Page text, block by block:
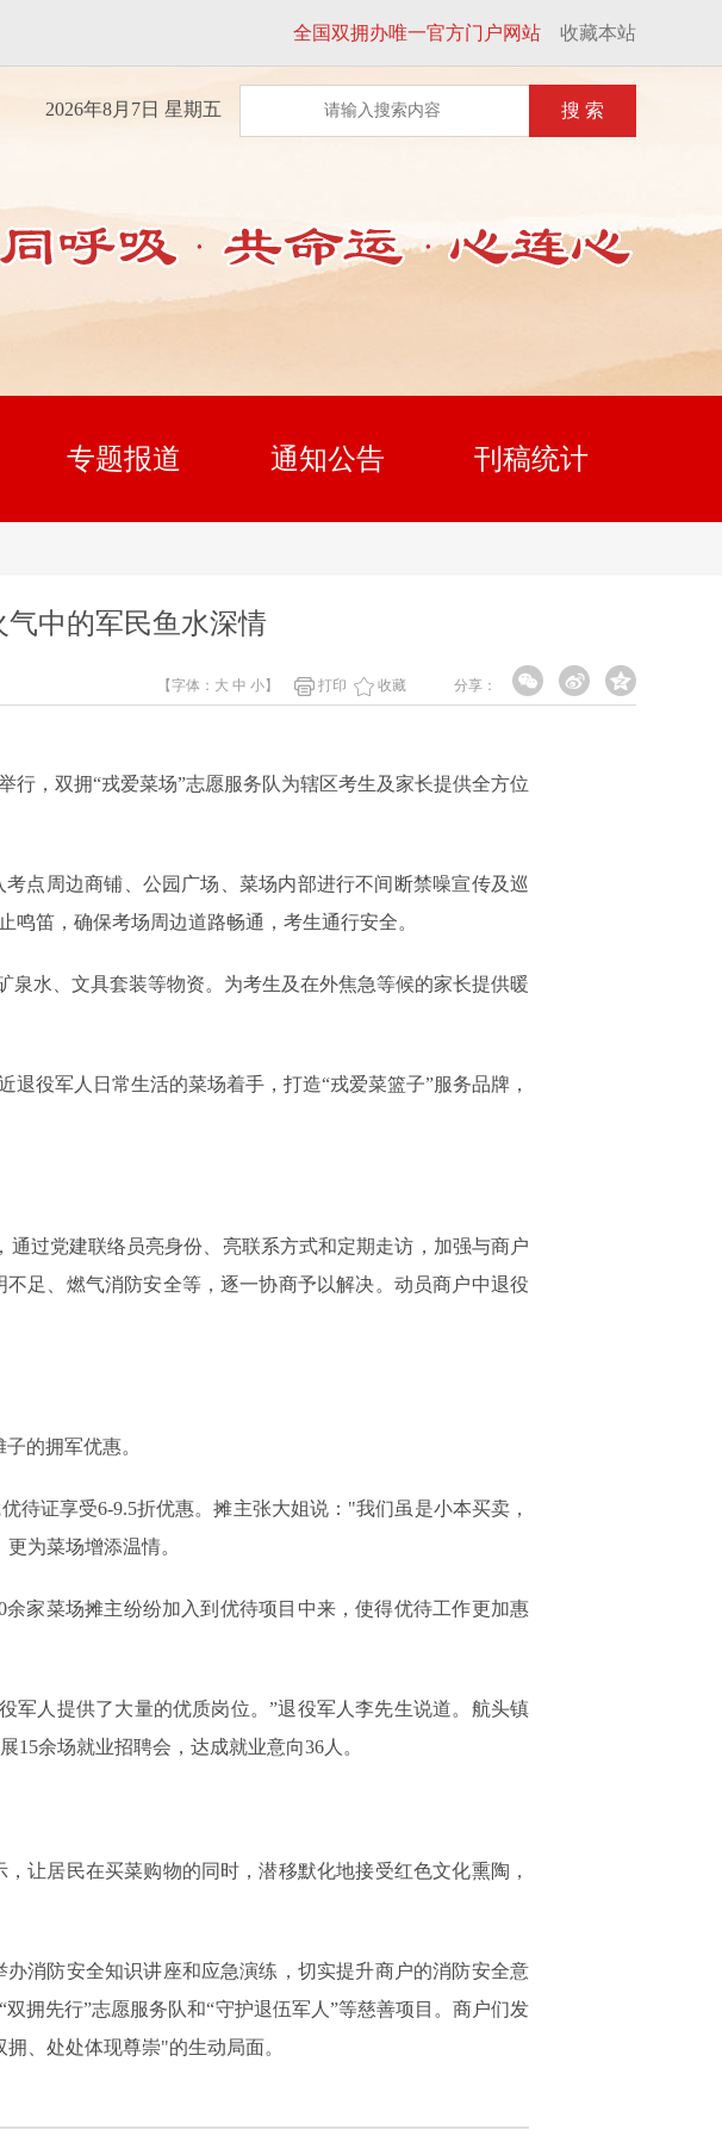
全国双拥办唯一官方门户网站 收藏本站
搜 索
2026年8月7日 星期五
专题报道 通知公告 刊稿统计
气中的军民鱼水深情
分享：
【字体： 大 中 小】 打印 收藏
，双拥“戎爱菜场”志愿服务队为辖区考生及家长提供全方位
周边商铺、公园广场、菜场内部进行不间断禁噪宣传及巡
笛，确保考场周边道路畅通，考生通行安全。
水、文具套装等物资。为考生及在外焦急等候的家长提供暖
役军人日常生活的菜场着手，打造“戎爱菜篮子”服务品牌，
过党建联络员亮身份、亮联系方式和定期走访，加强与商户
足、燃气消防安全等，逐一协商予以解决。动员商户中退役
的拥军优惠。
证享受6-9.5折优惠。摊主张大姐说："我们虽是小本买卖，
为菜场增添温情。
家菜场摊主纷纷加入到优待项目中来，使得优待工作更加惠
人提供了大量的优质岗位。”退役军人李先生说道。航头镇
余场就业招聘会，达成就业意向36人。
居民在买菜购物的同时，潜移默化地接受红色文化熏陶，
防安全知识讲座和应急演练，切实提升商户的消防安全意
拥先行”志愿服务队和“守护退伍军人”等慈善项目。商户们发
、处处体现尊崇"的生动局面。